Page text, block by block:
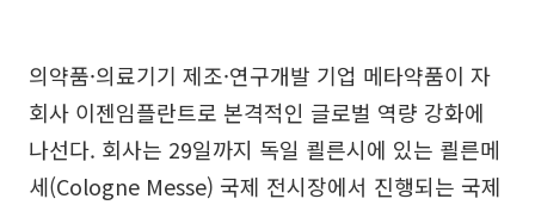
의약품·의료기기 제조·연구개발 기업 메타약품이 자
회사 이젠임플란트로 본격적인 글로벌 역량 강화에
나선다. 회사는 29일까지 독일 쾰른시에 있는 쾰른메
세(Cologne Messe) 국제 전시장에서 진행되는 국제